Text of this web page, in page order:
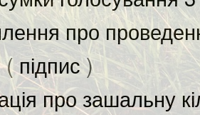
про
(підпис)
про зашальну